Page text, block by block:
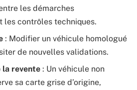
les démarches
les contrôles techniques.
: Modifier un véhicule homologué
de nouvelles validations.
revente : Un véhicule non
sa carte grise d’origine,